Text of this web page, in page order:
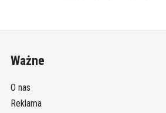
Ważne
O nas
Reklama